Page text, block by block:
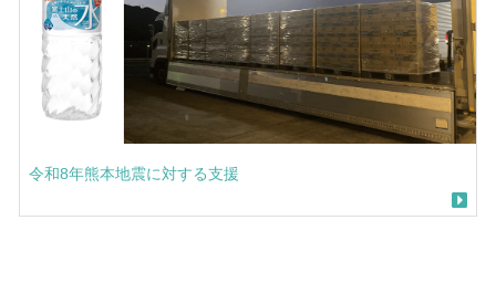
令和8年熊本地震に対する支援